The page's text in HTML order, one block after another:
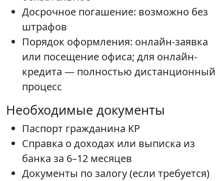
Досрочное погашение: возможно без
штрафов
Порядок оформления: онлайн-заявка
или посещение офиса; для онлайн-
кредита — полностью дистанционный
процесс
Необходимые документы
Паспорт гражданина КР
Справка о доходах или выписка из
банка за 6–12 месяцев
Документы по залогу (если требуется)